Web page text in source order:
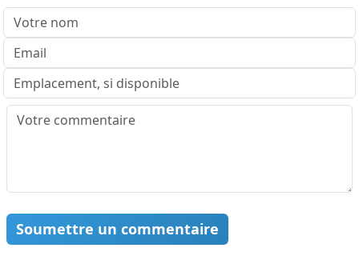
Soumettre un commentaire